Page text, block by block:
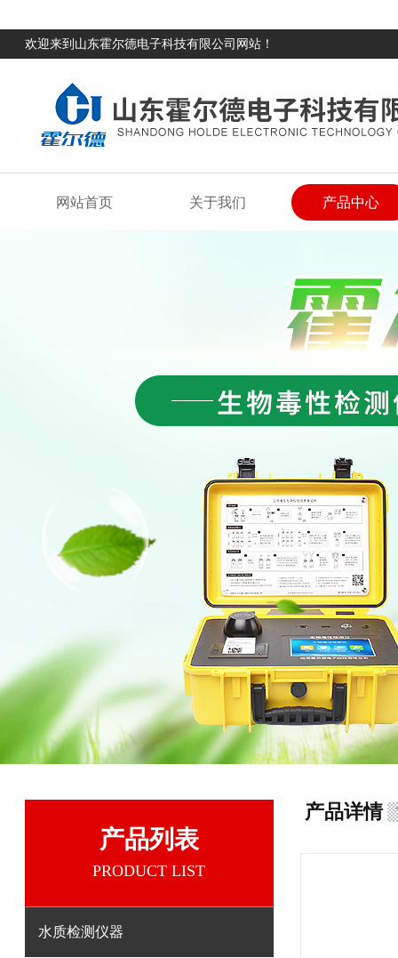
欢迎来到山东霍尔德电子科技有限公司网站！
网站首页 关于我们 产品中心
产品列表
PRODUCT LIST
水质检测仪器
产品详情